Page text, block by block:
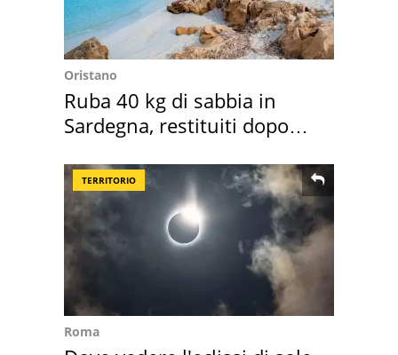
Oristano
Ruba 40 kg di sabbia in
Sardegna, restituiti dopo
TERRITORIO
Roma